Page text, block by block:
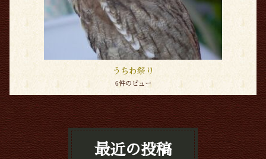
うちわ祭り
6件のビュー
最近の投稿